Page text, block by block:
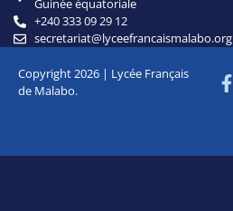
Guinée équatoriale
+240 333 09 29 12
secretariat@lyceefrancaismalabo.org
Copyright 2026 | Lycée Français
de Malabo.